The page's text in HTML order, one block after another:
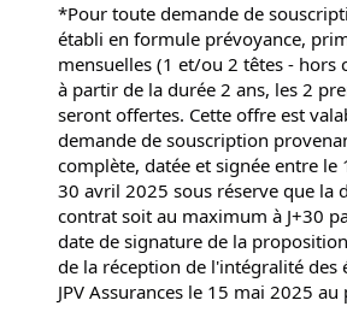
*Pour toute demande de
établi en formule prévoyance,
mensuelles (1 et/ou 2 têtes - hors
à partir de la durée 2 ans, les 2
seront offertes. Cette offre est
demande de souscription
complète, datée et signée entre le
30 avril 2025 sous réserve que la
contrat soit au maximum à J+30
date de signature de la
de la réception de l'intégralité des
JPV Assurances le 15 mai 2025 au